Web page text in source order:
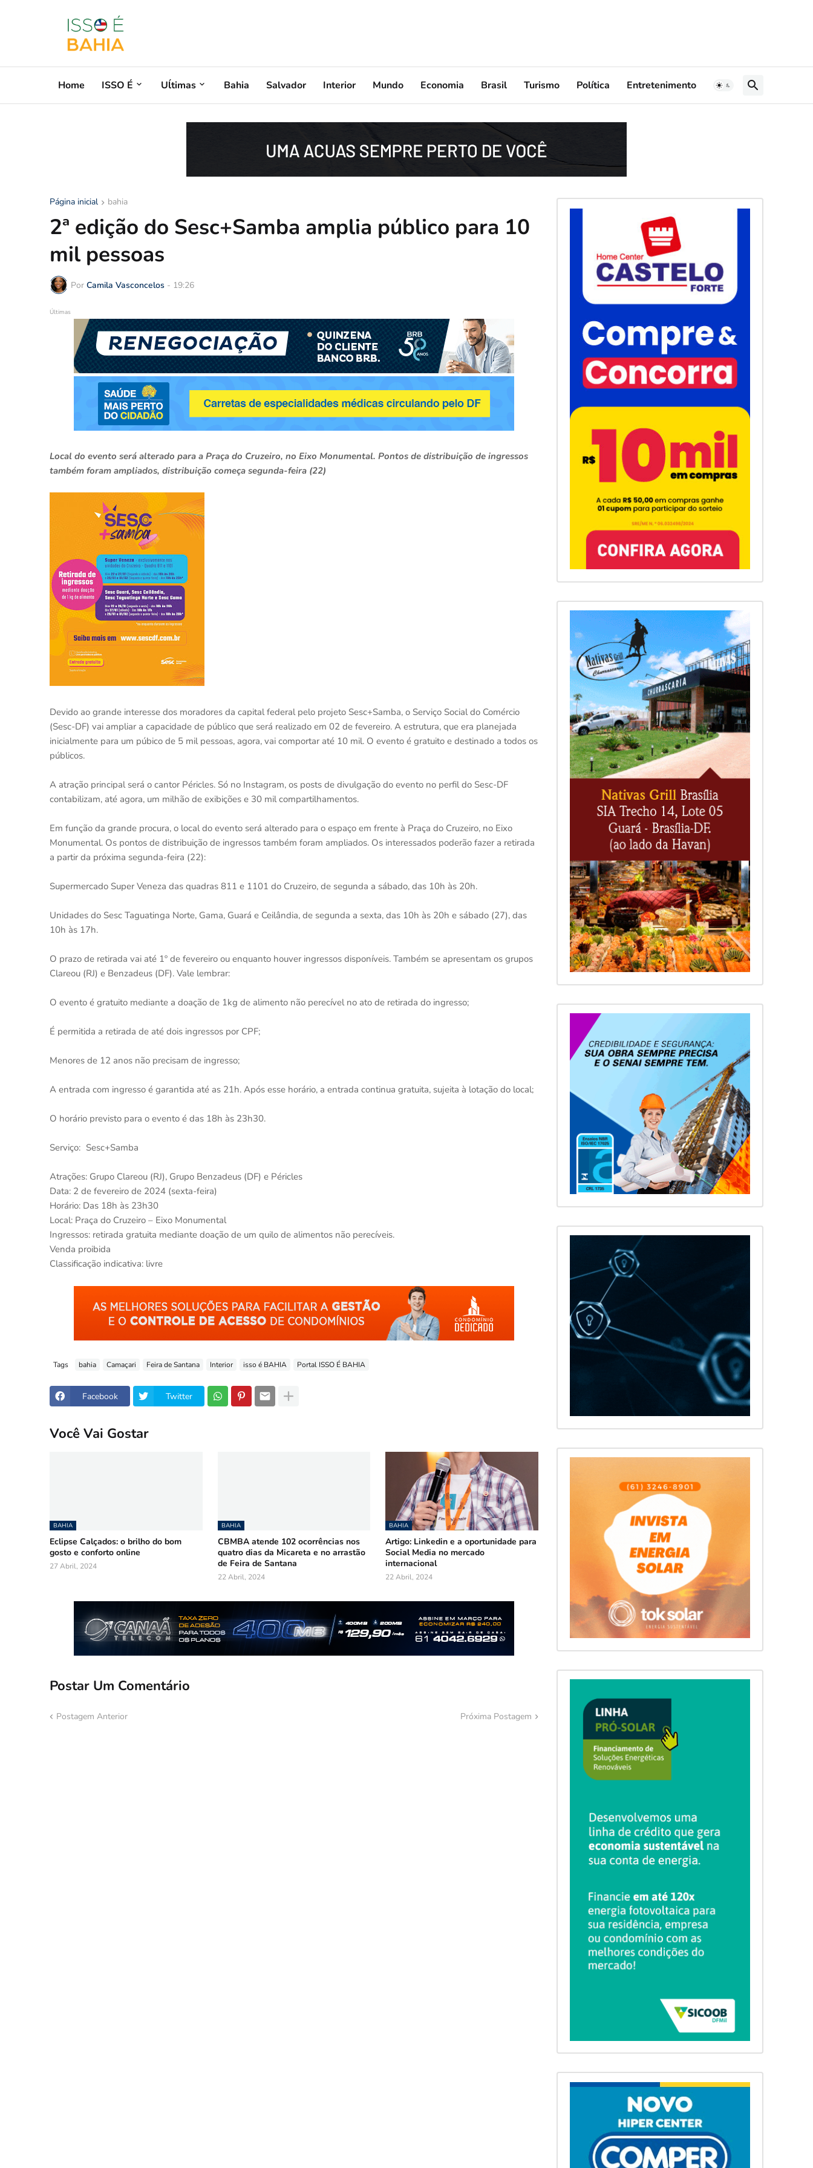
Home ISSO É Uĺtimas Bahia Salvador Interior Mundo Economia Brasil Turismo Política Entretenimento
Página inicial bahia
2ª edição do Sesc+Samba amplia público para 10
mil pessoas
Por Camila Vasconcelos - 19:26
Últimas
Local do evento será alterado para a Praça do Cruzeiro, no Eixo Monumental. Pontos de distribuição de ingressos
também foram ampliados, distribuição começa segunda-feira (22)
Devido ao grande interesse dos moradores da capital federal pelo projeto Sesc+Samba, o Serviço Social do Comércio
(Sesc-DF) vai ampliar a capacidade de público que será realizado em 02 de fevereiro. A estrutura, que era planejada
inicialmente para um púbico de 5 mil pessoas, agora, vai comportar até 10 mil. O evento é gratuito e destinado a todos os
públicos.
A atração principal será o cantor Péricles. Só no Instagram, os posts de divulgação do evento no perfil do Sesc-DF
contabilizam, até agora, um milhão de exibições e 30 mil compartilhamentos.
Em função da grande procura, o local do evento será alterado para o espaço em frente à Praça do Cruzeiro, no Eixo
Monumental. Os pontos de distribuição de ingressos também foram ampliados. Os interessados poderão fazer a retirada
a partir da próxima segunda-feira (22):
Supermercado Super Veneza das quadras 811 e 1101 do Cruzeiro, de segunda a sábado, das 10h às 20h.
Unidades do Sesc Taguatinga Norte, Gama, Guará e Ceilândia, de segunda a sexta, das 10h às 20h e sábado (27), das
10h às 17h.
O prazo de retirada vai até 1º de fevereiro ou enquanto houver ingressos disponíveis. Também se apresentam os grupos
Clareou (RJ) e Benzadeus (DF). Vale lembrar:
O evento é gratuito mediante a doação de 1kg de alimento não perecível no ato de retirada do ingresso;
É permitida a retirada de até dois ingressos por CPF;
Menores de 12 anos não precisam de ingresso;
A entrada com ingresso é garantida até as 21h. Após esse horário, a entrada continua gratuita, sujeita à lotação do local;
O horário previsto para o evento é das 18h às 23h30.
Serviço: Sesc+Samba
Atrações: Grupo Clareou (RJ), Grupo Benzadeus (DF) e Péricles
Data: 2 de fevereiro de 2024 (sexta-feira)
Horário: Das 18h às 23h30
Local: Praça do Cruzeiro – Eixo Monumental
Ingressos: retirada gratuita mediante doação de um quilo de alimentos não perecíveis.
Venda proibida
Classificação indicativa: livre
Tags bahia Camaçari Feira de Santana Interior isso é BAHIA Portal ISSO É BAHIA
Facebook Twitter
Você Vai Gostar
BAHIA
Eclipse Calçados: o brilho do bom
gosto e conforto online
27 Abril, 2024
BAHIA
CBMBA atende 102 ocorrências nos
quatro dias da Micareta e no arrastão
de Feira de Santana
22 Abril, 2024
BAHIA
Artigo: Linkedin e a oportunidade para
Social Media no mercado
internacional
22 Abril, 2024
Postar Um Comentário
Postagem Anterior Próxima Postagem